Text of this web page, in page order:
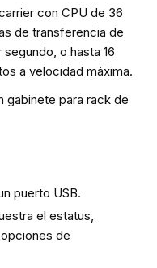
con CPU de 36
de transferencia de
o hasta 16
a velocidad máxima.
gabinete para rack de
puerto USB.
el estatus,
de